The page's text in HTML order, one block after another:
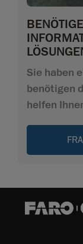
Sie haben
benötigen
helfen